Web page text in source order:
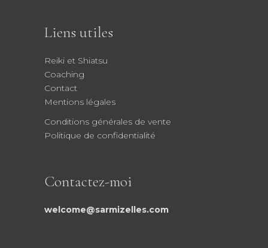
Liens utiles
Reiki et Shiatsu
Coaching
Contact
Mentions légales
Conditions générales de vente
Politique de confidentialité
Contactez-moi
welcome@sarmizelles.com